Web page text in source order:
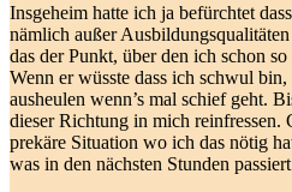
Insgeheim hatte ich ja befürchtet
nämlich außer
das der Punkt, über den ich schon
Wenn er wüsste dass ich schwul
ausheulen wenn’s mal schief geht.
dieser Richtung in mich reinfressen.
prekäre Situation wo ich das nötig
was in den nächsten Stunden